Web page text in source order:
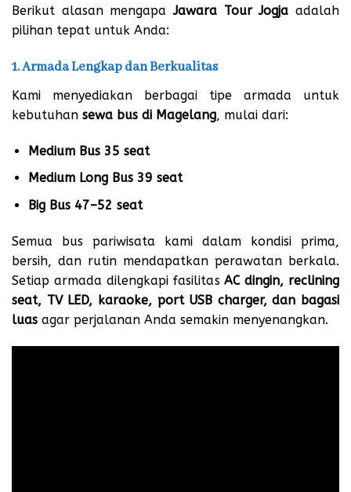
Berikut alasan mengapaJawara Tour Jogja adalah
pilihan tepat untuk Anda:
1. Armada Lengkap dan Berkualitas
Kami menyediakan berbagai tipe armada untuk
kebutuhan sewa bus di Magelang, mulai dari:
Medium Bus 35 seat
Medium Long Bus 39 seat
Big Bus 47–52 seat
Semua bus pariwisata kami dalam kondisi prima,
bersih, dan rutin mendapatkan perawatan berkala.
Setiap armada dilengkapi fasilitasAC dingin, reclining
seat, TV LED, karaoke, port USB charger, dan bagasi
luas agar perjalanan Anda semakin menyenangkan.